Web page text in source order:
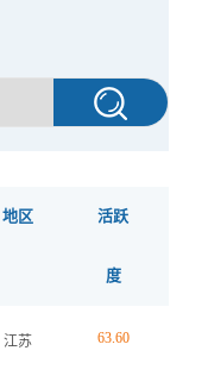
地区 活跃
度
江苏 63.60